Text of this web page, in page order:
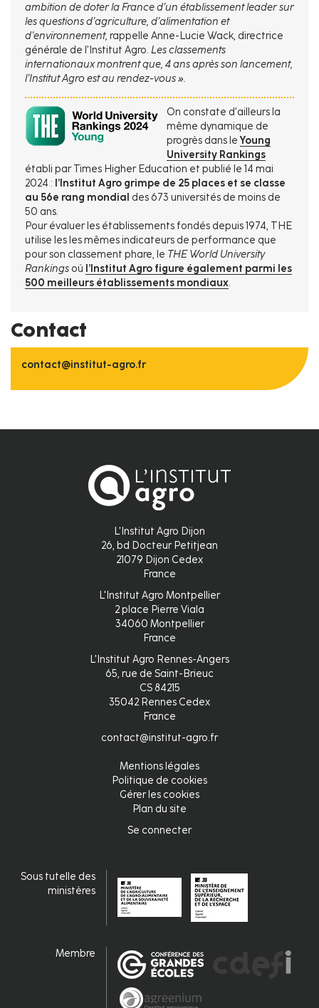
ambition de doter la France d’un établissement leader sur
les questions d’agriculture, d’alimentation et
d’environnement, rappelle Anne-Lucie Wack, directrice
générale de l’Institut Agro. Les classements
internationaux montrent que, 4 ans après son lancement,
l’Institut Agro est au rendez-vous ».
On constate d’ailleurs la
même dynamique de
progrès dans leYoung
University Rankings
établi par Times Higher Education et publié le 14 mai
2024 : l’Institut Agro grimpe de 25 places et se classe
au 56e rang mondial des 673 universités de moins de
50 ans.
Pour évaluer les établissements fondés depuis 1974, THE
utilise les les mêmes indicateurs de performance que
pour son classement phare, le THE World University
Rankings où l’Institut Agro figure également parmi les
500 meilleurs établissements mondiaux.
Contact
contact@institut-agro.fr
L'Institut Agro Dijon
26, bd Docteur Petitjean
21079 Dijon Cedex
France
L'Institut Agro Montpellier
2 place Pierre Viala
34060 Montpellier
France
L'Institut Agro Rennes-Angers
65, rue de Saint-Brieuc
CS 84215
35042 Rennes Cedex
France
contact@institut-agro.fr
Mentions légales
Politique de cookies
Gérer les cookies
Plan du site
Se connecter
Sous tutelle des
ministères
Membre